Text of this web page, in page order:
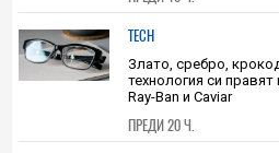
TECH
Злато, сребро,
технология си
Ray-Ban и Caviar
ПРЕДИ 20 Ч.